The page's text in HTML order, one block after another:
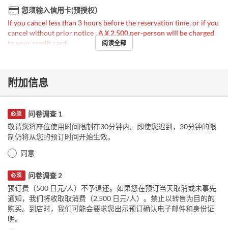
您须输入信用卡(预授权）
If you cancel less than 3 hours before the reservation time, or if you
cancel without prior notice, A ¥ 2,500 per-person will be charged
to your credit card
阅读全部
附加信息
问卷调查 1
必须
敬请您将座位使用时间限制在30分钟内。即使您迟到，30分钟的限
制仍将从您的预订时间开始生效。
同意
问卷调查 2
必须
预订费（500 日元/人）不予退还。如果您在预订当天取消或未事先
通知，我们将收取取消费（2,500 日元/人）。禁止以转售为目的的
购买。到店时，我们可能会要求您出示预订确认电子邮件和身份证
明。